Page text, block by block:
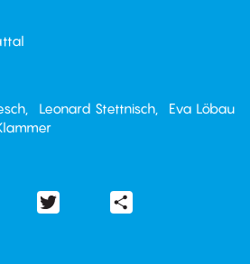
Leonard Stettnisch
Eva Löbau